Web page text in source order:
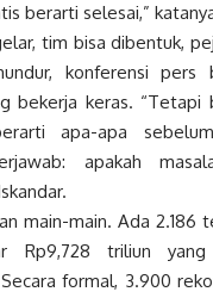
berarti selesai,”
tim bisa dibentuk,
konferensi pers
bekerja keras. “Tetapi
apa-apa
apakah
main-main. Ada 2.186
Rp9,728 triliun yang
formal, 3.900